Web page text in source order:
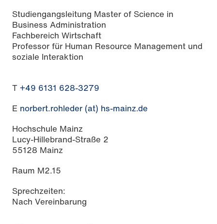
Studiengangsleitung Master of Science in
Business Administration
Fachbereich Wirtschaft
Professor für Human Resource Management und
soziale Interaktion
T +49 6131 628-3279
E norbert.rohleder (at) hs-mainz.de
Hochschule Mainz
Lucy-Hillebrand-Straße 2
55128 Mainz
Raum M2.15
Sprechzeiten:
Nach Vereinbarung